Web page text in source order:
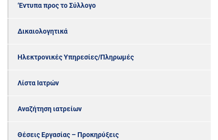
‘Εντυπα προς το Σύλλογο
Δικαιολογητικά
Ηλεκτρονικές Υπηρεσίες/Πληρωμές
Λίστα Ιατρών
Αναζήτηση ιατρείων
Θέσεις Εργασίας – Προκηρύξεις